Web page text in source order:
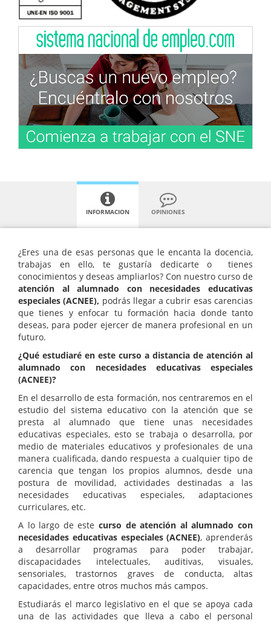
INFORMACION OPINIONES
¿Eres una de esas personas que le encanta la docencia,
trabajas en ello, te gustaría dedicarte o tienes
conocimientos y deseas ampliarlos? Con nuestro curso de
atención al alumnado con necesidades educativas
especiales (ACNEE), podrás llegar a cubrir esas carencias
que tienes y enfocar tu formación hacia donde tanto
deseas, para poder ejercer de manera profesional en un
futuro.
¿Qué estudiaré en este curso a distancia de atención al
alumnado con necesidades educativas especiales
(ACNEE)?
En el desarrollo de esta formación, nos centraremos en el
estudio del sistema educativo con la atención que se
presta al alumnado que tiene unas necesidades
educativas especiales, esto se trabaja o desarrolla, por
medio de materiales educativos y profesionales de una
manera cualificada, dando respuesta a cualquier tipo de
carencia que tengan los propios alumnos, desde una
postura de movilidad, actividades destinadas a las
necesidades educativas especiales, adaptaciones
curriculares, etc.
A lo largo de este curso de atención al alumnado con
necesidades educativas especiales (ACNEE), aprenderás
a desarrollar programas para poder trabajar,
discapacidades intelectuales, auditivas, visuales,
sensoriales, trastornos graves de conducta, altas
capacidades, entre otros muchos más campos.
Estudiarás el marco legislativo en el que se apoya cada
una de las actividades que lleva a cabo el personal